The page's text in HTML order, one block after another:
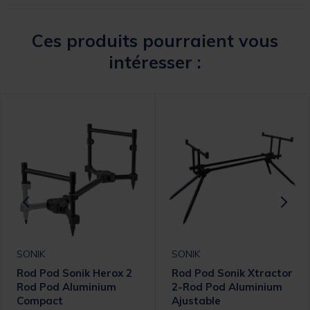
Ces produits pourraient vous
intéresser :
SONIK
Rod Pod Sonik Herox 2
Rod Pod Aluminium
Compact
SONIK
Rod Pod Sonik Xtractor
2-Rod Pod Aluminium
Ajustable